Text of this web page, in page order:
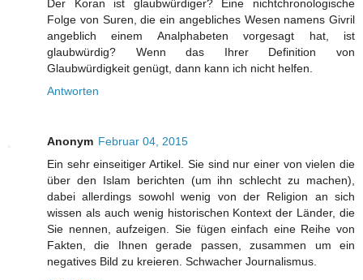
Der Koran ist glaubwürdiger? Eine nichtchronologische
Folge von Suren, die ein angebliches Wesen namens Givril
angeblich einem Analphabeten vorgesagt hat, ist
glaubwürdig? Wenn das Ihrer Definition von
Glaubwürdigkeit genügt, dann kann ich nicht helfen.
Antworten
Anonym Februar 04, 2015
Ein sehr einseitiger Artikel. Sie sind nur einer von vielen die
über den Islam berichten (um ihn schlecht zu machen),
dabei allerdings sowohl wenig von der Religion an sich
wissen als auch wenig historischen Kontext der Länder, die
Sie nennen, aufzeigen. Sie fügen einfach eine Reihe von
Fakten, die Ihnen gerade passen, zusammen um ein
negatives Bild zu kreieren. Schwacher Journalismus.